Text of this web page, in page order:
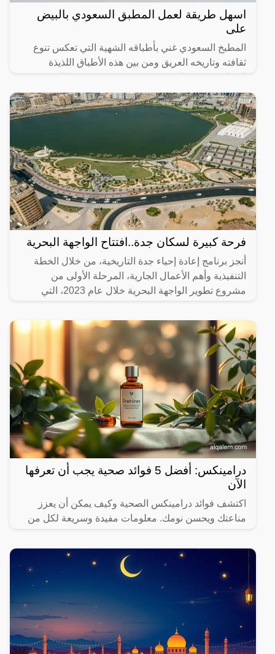
اسهل طريقة لعمل المطبق السعودي بالبيض
على
المطبخ السعودي غني بأطباقه الشهية التي تعكس تنوع
ثقافته وتاريخه العريق ومن بين هذه الأطباق اللذيذة
واللحم المفروم
فرحة كبيرة لسكان جدة..افتتاح الواجهة البحرية
أنجز برنامج إعادة إحياء جدة التاريخية، من خلال الخطة
التنفيذية وأهم الأعمال الجارية، المرحلة الأولى من
مشروع تطوير الواجهة البحرية خلال عام 2023، التي
درامينكس: أفضل 5 فوائد صحية يجب أن تعرفها
الآن
اكتشف فوائد درامينكس الصحية وكيف يمكن أن يعزز
مناعتك ويحسن نومك. معلومات مفيدة وسريعة لكل من